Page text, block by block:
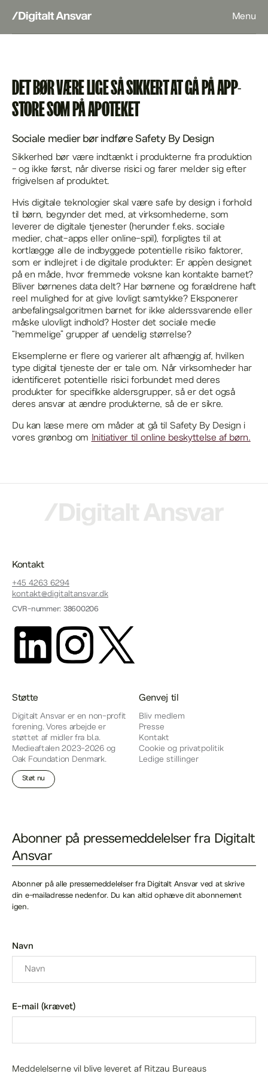
Menu
DET BØR VÆRE LIGE SÅ SIKKERT AT GÅ PÅ APP-
STORE SOM PÅ APOTEKET
Sociale medier bør indføre Safety By Design
Sikkerhed bør være indtænkt i produkterne fra produktion
- og ikke først, når diverse risici og farer melder sig efter
frigivelsen af produktet.
Hvis digitale teknologier skal være safe by design i forhold
til børn, begynder det med, at virksomhederne, som
leverer de digitale tjenester (herunder f.eks. sociale
medier, chat-apps eller online-spil), forpligtes til at
kortlægge alle de indbyggede potentielle risiko faktorer,
som er indlejret i de digitale produkter: Er app’en designet
på en måde, hvor fremmede voksne kan kontakte barnet?
Bliver børnenes data delt? Har børnene og forældrene haft
reel mulighed for at give lovligt samtykke? Eksponerer
anbefalingsalgoritmen barnet for ikke alderssvarende eller
måske ulovligt indhold? Hoster det sociale medie
“hemmelige” grupper af uendelig størrelse?
Eksemplerne er flere og varierer alt afhængig af, hvilken
type digital tjeneste der er tale om. Når virksomheder har
identificeret potentielle risici forbundet med deres
produkter for specifikke aldersgrupper, så er det også
deres ansvar at ændre produkterne, så de er sikre.
Du kan læse mere om måder at gå til Safety By Design i
vores grønbog omInitiativer til online beskyttelse af børn.
Kontakt
+45 4263 6294
kontakt@digitaltansvar.dk
CVR-nummer: 38600206
Støtte
Digitalt Ansvar er en non-profit
forening. Vores arbejde er
støttet af midler fra bl.a.
Medieaftalen 2023-2026 og
Oak Foundation Denmark.
Støt nu
Genvej til
Bliv medlem
Presse
Kontakt
Cookie og privatpolitik
Ledige stillinger